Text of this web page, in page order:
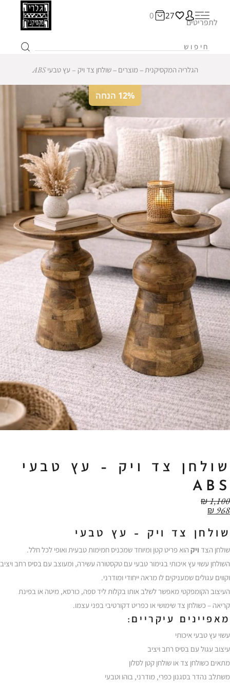
27
0
לתפריטים
הגלריה המקסיקנית ‒מוצרים ‒שולחן צד ויק – עץ טבעי ABS
12% הנחה
שולחן צד ויק – עץ טבעי
ABS
₪1,100
₪ 968
שולחן צד ויק – עץ טבעי
שולחן הצד ויק הוא פריט קטן ומיוחד שמכניס חמימות טבעית ואופי לכל חלל.
השולחן עשוי עץ איכותי בגימור טבעי עם טקסטורה עשירה, ומעוצב עם בסיס רחב ויציב
וקווים עגולים שמעניקים לו מראה ייחודי ומודרני.
העיצוב הקומפקטי מאפשר לשלב אותו בקלות ליד ספה, כורסא, מיטה או בפינת
קריאה – כשולחן צד שימושי או כפריט דקורטיבי בפני עצמו.
מאפיינים עיקריים:
עשוי עץ טבעי איכותי
עיצוב עגול עם בסיס רחב ויציב
מתאים כשולחן צד או שולחן קטן לסלון
משתלב נהדר בסגנון כפרי, מודרני, בוהו וטבעי